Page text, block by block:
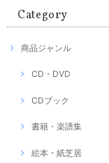
Category
商品ジャンル
CD・DVD
CDブック
書籍・楽譜集
絵本・紙芝居